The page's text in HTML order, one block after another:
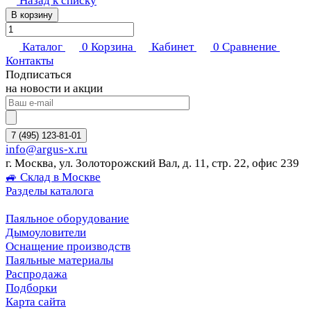
В корзину
Каталог 0 Корзина Кабинет 0 Сравнение
Контакты
Подписаться
на новости и акции
7 (495) 123-81-01
info@argus-x.ru
г. Москва, ул. Золоторожский Вал, д. 11, стр. 22, офис 239
🚙 Склад в Москве
Разделы каталога
Паяльное оборудование
Дымоуловители
Оснащение производств
Паяльные материалы
Распродажа
Подборки
Карта сайта